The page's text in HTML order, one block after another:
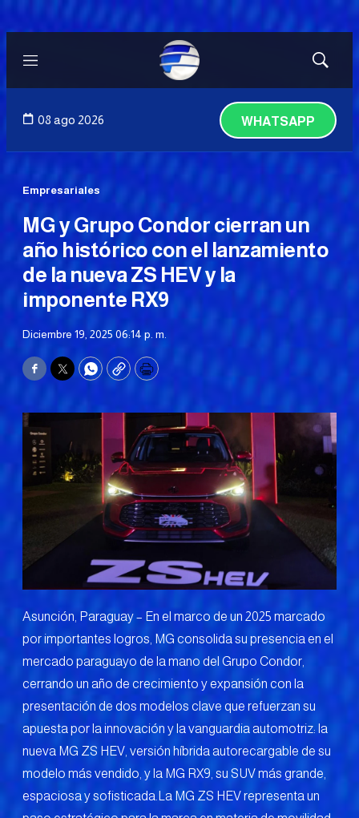
Menú
Mostrar
08 ago 2026 WHATSAPP
Empresariales
MG y Grupo Condor cierran un
año histórico con el lanzamiento
de la nueva ZS HEV y la
imponente RX9
Diciembre 19, 2025 06:14 p. m.
Facebook
TwitterWhatsApp
CopyPrint
Asunción, Paraguay – En el marco de un 2025 marcado
por importantes logros, MG consolida su presencia en el
mercado paraguayo de la mano del Grupo Condor,
cerrando un año de crecimiento y expansión con la
presentación de dos modelos clave que refuerzan su
apuesta por la innovación y la vanguardia automotriz: la
nueva MG ZS HEV, versión híbrida autorecargable de su
modelo más vendido, y la MG RX9, su SUV más grande,
espaciosa y sofisticada.La MG ZS HEV representa un